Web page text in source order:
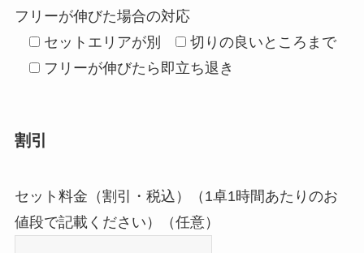
フリーが伸びた場合の対応
セットエリアが別
切りの良いところまで
フリーが伸びたら即立ち退き
割引
セット料金（割引・税込）（1卓1時間あたりのお
値段で記載ください）（任意）